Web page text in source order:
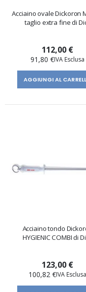
Acciaino ovale Dickoron
taglio extra fine di
112,00 €
91,80 €
AGGIUNGI AL
Acciaino tondo
HYGIENIC COMBI di
123,00 €
100,82 €